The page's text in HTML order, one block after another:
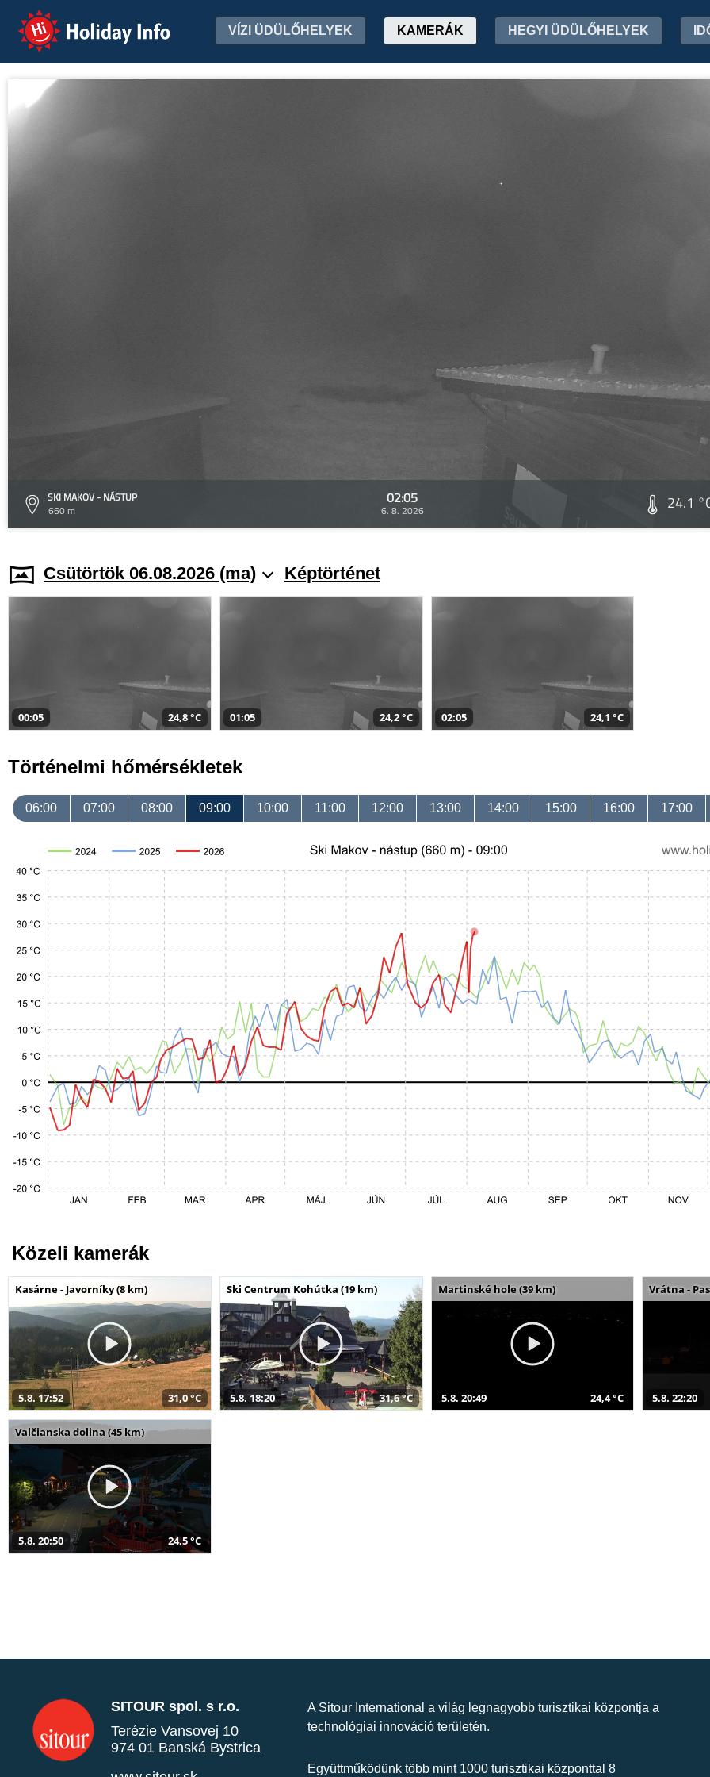
Holiday Info VÍZI ÜDÜLŐHELYEK KAMERÁK HEGYI ÜDÜLŐHELYEK
SKI MAKOV - NÁSTUP
660 m
02:05
6. 8. 2026 24.1
Csütörtök 06.08.2026 (ma) Képtörténet
00:05 24,8 °C 01:05 24,2 °C 02:05 24,1 °C
Történelmi hőmérsékletek
06:00 07:00 08:00 09:00 10:00 11:00 12:00 13:00 14:00 15:00 16:00 17:00
Közeli kamerák
Kasárne - Javorníky (8 km)
5.8. 17:52 31,0 °C
Ski Centrum Kohútka (19 km)
5.8. 18:20 31,6 °C
Martinské hole (39 km)
5.8. 20:49 24,4 °C
Vrátna -
5.8. 22:20
Valčianska dolina (45 km)
5.8. 20:50 24,5 °C
SITOUR spol. s r.o.
Terézie Vansovej 10
974 01 Banská Bystrica
A Sitour International a világ legnagyobb turisztikai központja a
technológiai innováció területén.
Együttműködünk több mint 1000 turisztikai központtal 8